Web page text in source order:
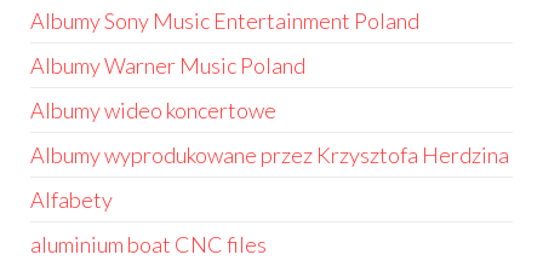
Albumy Sony Music Entertainment Poland
Albumy Warner Music Poland
Albumy wideo koncertowe
Albumy wyprodukowane przez Krzysztofa Herdzina
Alfabety
aluminium boat CNC files